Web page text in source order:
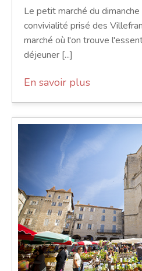
Le petit marché du
convivialité prisé des
marché où l'on trouve
déjeuner [...]
En savoir plus